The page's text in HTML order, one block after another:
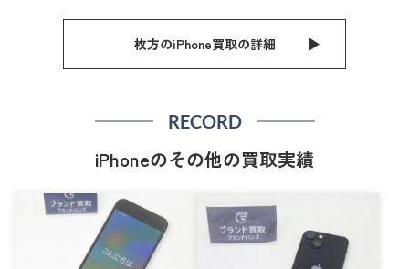
枚方のiPhone買取の詳細
RECORD
iPhoneのその他の買取実績